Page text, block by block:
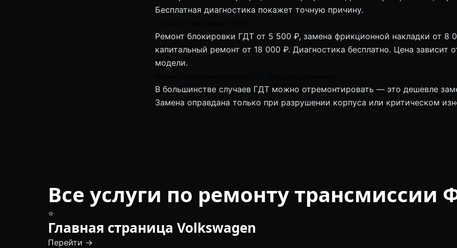
Бесплатная диагностика покажет точную причину.
Ремонт блокировки ГДТ от 5 500 ₽, замена фрикционной накладки от 8
капитальный ремонт от 18 000 ₽. Диагностика бесплатно. Цена зависит
модели.
В большинстве случаев ГДТ можно отремонтировать — это дешевле
Замена оправдана только при разрушении корпуса или критическом
Все услуги по ремонту трансмиссии
⭐
Главная страница Volkswagen
Перейти →